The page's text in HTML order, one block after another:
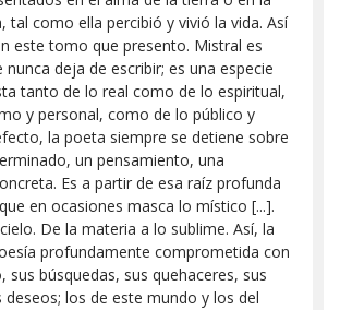
tal como ella percibió y vivió la vida. Así
este tomo que presento. Mistral es
deja de escribir; es una especie
tanto de lo real como de lo espiritual,
y personal, como de lo público y
la poeta siempre se detiene sobre
un pensamiento, una
Es a partir de esa raíz profunda
en ocasiones masca lo místico [...].
De la materia a lo sublime. Así, la
profundamente comprometida con
sus búsquedas, sus quehaceres, sus
deseos; los de este mundo y los del